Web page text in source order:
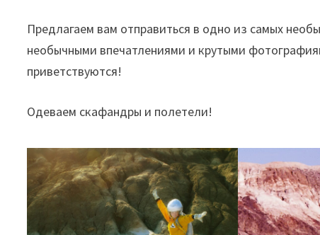
Предлагаем вам отправиться в одно из самых
необычными впечатлениями и крутыми
приветствуются!
Одеваем скафандры и полетели!